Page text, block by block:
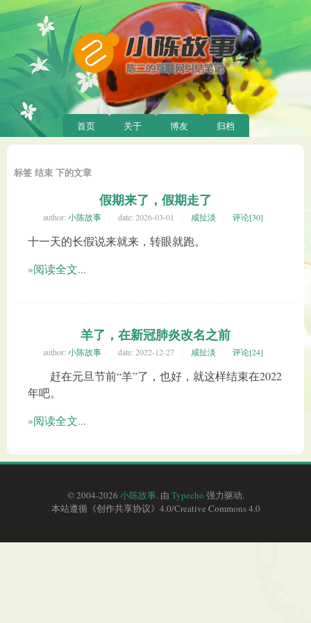
首页 关于 博友 归档
标签 结束 下的文章
假期来了，假期走了
author: 小陈故事 date: 2026-03-01 咸扯淡 评论[30]
十一天的长假说来就来，转眼就跑。
»阅读全文...
羊了，在新冠肺炎改名之前
author: 小陈故事 date: 2022-12-27 咸扯淡 评论[24]
赶在元旦节前“羊”了，也好，就这样结束在2022
年吧。
»阅读全文...
© 2004-2026 小陈故事. 由 Typecho 强力驱动.
本站遵循《创作共享协议》4.0/Creative Commons 4.0